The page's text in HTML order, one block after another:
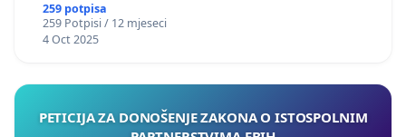
259 potpisa
259 Potpisi / 12 mjeseci
4 Oct 2025
PETICIJA ZA DONOŠENJE ZAKONA O ISTOSPOLNIM